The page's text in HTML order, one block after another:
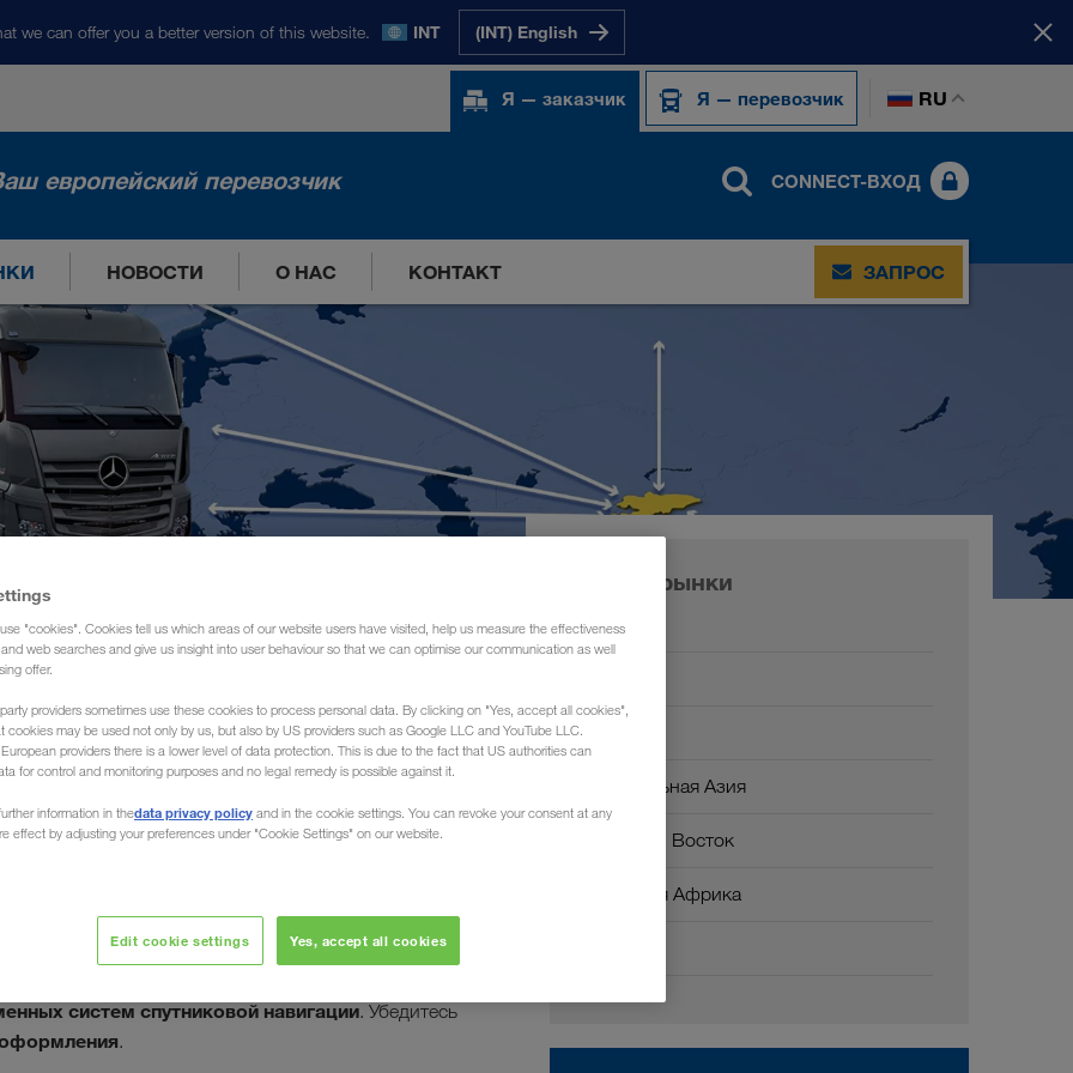
we can offer you a better version of this website. INT (INT) English
Я — заказчик Я — перевозчик RU
европейский перевозчик CONNECT-ВХОД
НОВОСТИ О НАС КОНТАКТ ЗАПРОС
груза)
в Киргизию
и разгрузку Ваших товаров в Бишкеке, Оше,
Экспедиционная компания LKW WALTER ,
(комплектные грузы) из любой
систем спутниковой навигации. Убедитесь
.
Наши рынки
Европа
Центральная Азия
Ближний Восток
Северная Африка
"cookies". Cookies tell us which areas of our website users have visited, help us measure the effectiveness
web searches and give us insight into user behaviour so that we can optimise our communication as well
offer.
providers sometimes use these cookies to process personal data. By clicking on "Yes, accept all cookies",
cookies may be used not only by us, but also by US providers such as Google LLC and YouTube LLC.
providers there is a lower level of data protection. This is due to the fact that US authorities can
for control and monitoring purposes and no legal remedy is possible against it.
information in thedata privacy policy and in the cookie settings. You can revoke your consent at any
effect by adjusting your preferences under "Cookie Settings" on our website.
Edit cookie settings Yes, accept all cookies